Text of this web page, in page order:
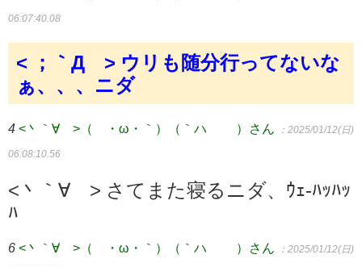
06:07:40.08
< ；｀Д´> ウリも随分行ってないな
ぁ、、、ニダ
4 <丶｀∀´>（´・ω・｀）（｀ハ´ ）さん ：2025/01/12(日)
06:08:10.56
<丶｀∀´> さてまた寝るニダ、ｳｪ-ﾊｯﾊｯ
ﾊ
6 <丶｀∀´>（´・ω・｀）（｀ハ´ ）さん ：2025/01/12(日)